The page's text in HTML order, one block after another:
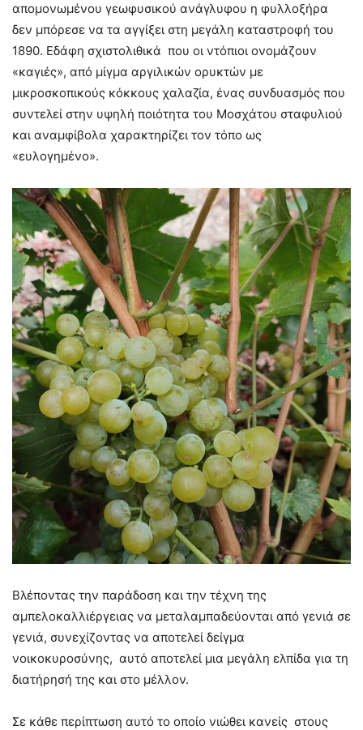
απομονωμένου γεωφυσικού ανάγλυφου η φυλλοξήρα
δεν μπόρεσε να τα αγγίξει στη μεγάλη καταστροφή του
1890. Εδάφη σχιστολιθικά που οι ντόπιοι ονομάζουν
«καγιές», από μίγμα αργιλικών ορυκτών με
μικροσκοπικούς κόκκους χαλαζία, ένας συνδυασμός που
συντελεί στην υψηλή ποιότητα του Μοσχάτου σταφυλιού
και αναμφίβολα χαρακτηρίζει τον τόπο ως
«ευλογημένο».
Βλέποντας την παράδοση και την τέχνη της
αμπελοκαλλιέργειας να μεταλαμπαδεύονται από γενιά σε
γενιά, συνεχίζοντας να αποτελεί δείγμα
νοικοκυροσύνης, αυτό αποτελεί μια μεγάλη ελπίδα για τη
διατήρησή της και στο μέλλον.
Σε κάθε περίπτωση αυτό το οποίο νιώθει κανείς στους